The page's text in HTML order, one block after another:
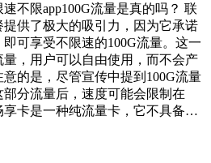
不限app100G流量是真的吗？ 联
提供了极大的吸引力，因为它承诺
可享受不限速的100G流量。这一
，用户可以自由使用，而不会产
的是，尽管宣传中提到100G流量
分流量后，速度可能会限制在
享卡是一种纯流量卡，它不具备…